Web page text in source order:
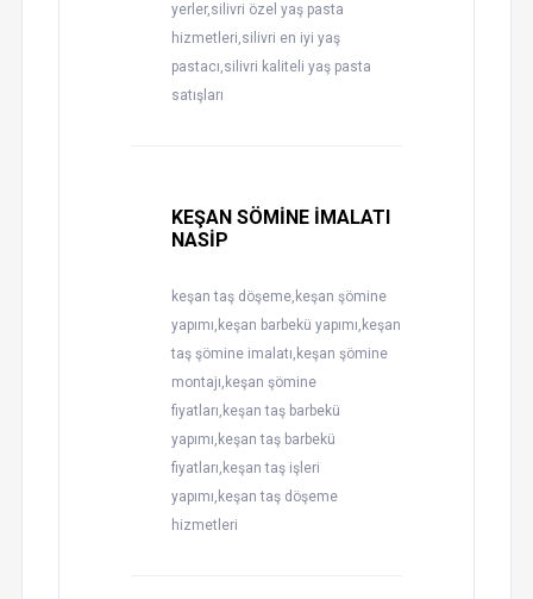
yerler,silivri özel yaş pasta
hizmetleri,silivri en iyi yaş
pastacı,silivri kaliteli yaş pasta
satışları
KEŞAN SÖMİNE İMALATI
NASİP
keşan taş döşeme,keşan şömine
yapımı,keşan barbekü yapımı,keşan
taş şömine imalatı,keşan şömine
montajı,keşan şömine
fiyatları,keşan taş barbekü
yapımı,keşan taş barbekü
fiyatları,keşan taş işleri
yapımı,keşan taş döşeme
hizmetleri